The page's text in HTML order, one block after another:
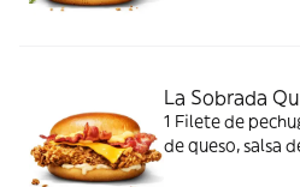
La Sobrada
1 Filete de
de queso, salsa